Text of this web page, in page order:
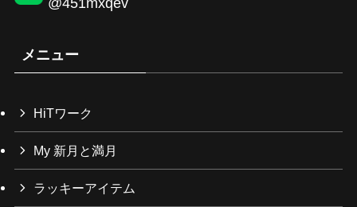
メニュー
HiTワーク
My 新月と満月
ラッキーアイテム